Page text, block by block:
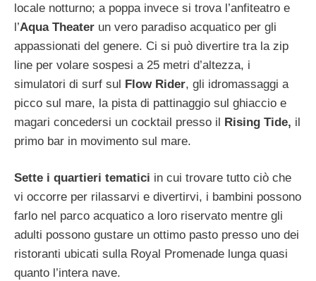
locale notturno; a poppa invece si trova l’anfiteatro e
l’Aqua Theater un vero paradiso acquatico per gli
appassionati del genere. Ci si può divertire tra la zip
line per volare sospesi a 25 metri d’altezza, i
simulatori di surf sul Flow Rider, gli idromassaggi a
picco sul mare, la pista di pattinaggio sul ghiaccio e
magari concedersi un cocktail presso il Rising Tide, il
primo bar in movimento sul mare.
Sette i quartieri tematici in cui trovare tutto ciò che
vi occorre per rilassarvi e divertirvi, i bambini possono
farlo nel parco acquatico a loro riservato mentre gli
adulti possono gustare un ottimo pasto presso uno dei
ristoranti ubicati sulla Royal Promenade lunga quasi
quanto l’intera nave.